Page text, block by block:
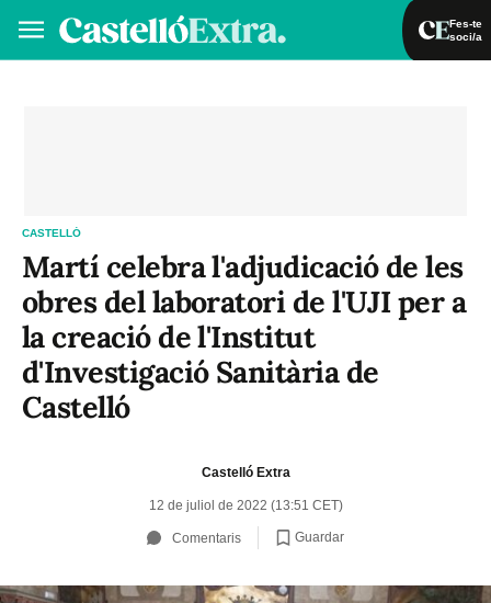
Fes-te
soci/a
CASTELLÓ
Martí celebra l'adjudicació de les
obres del laboratori de l'UJI per a
la creació de l'Institut
d'Investigació Sanitària de
Castelló
Castelló Extra
12 de juliol de 2022 (13:51 CET)
Comentaris Guardar